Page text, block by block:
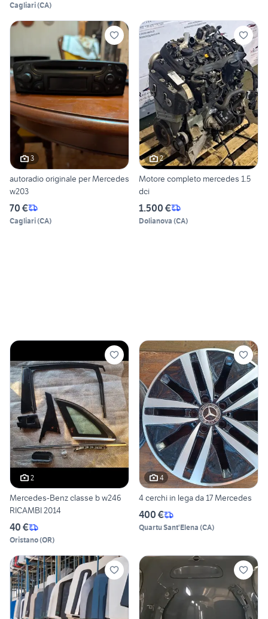
Cagliari(CA)
3
autoradio originale per Mercedes
w203
70 €
Cagliari(CA)
2
Motore completo mercedes 1.5
dci
1.500 €
Dolianova (CA)
2
Mercedes-Benz classe b w246
RICAMBI 2014
40 €
Oristano(OR)
4
4 cerchi in lega da 17 Mercedes
400 €
Quartu Sant'Elena (CA)